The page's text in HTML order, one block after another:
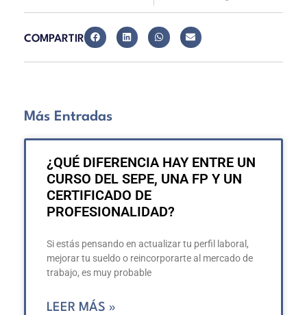
COMPARTIR
Más Entradas
¿QUÉ DIFERENCIA HAY ENTRE UN
CURSO DEL SEPE, UNA FP Y UN
CERTIFICADO DE
PROFESIONALIDAD?
Si estás pensando en actualizar tu perfil laboral,
mejorar tu sueldo o reincorporarte al mercado de
trabajo, es muy probable
LEER MÁS »